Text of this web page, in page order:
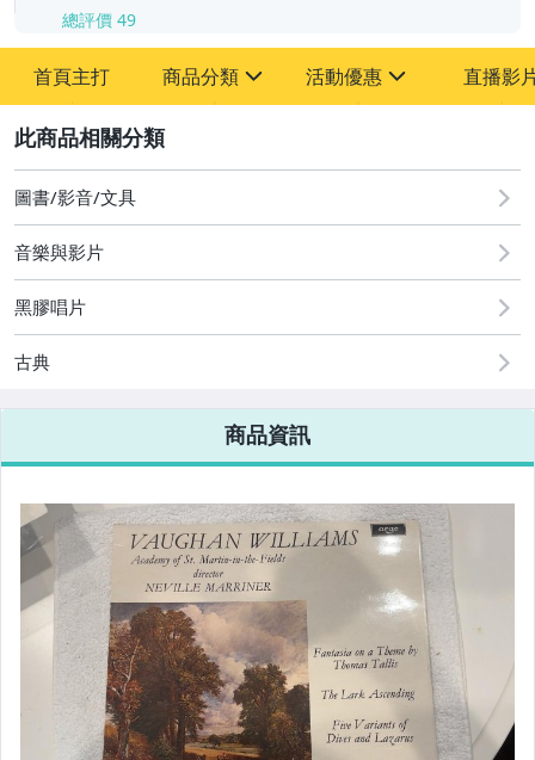
總評價 49
首頁主打 商品分類
其它
活動優惠
[全店] 粉絲專享
[全店] 週年慶
直播影
圖書/影音/文具
音樂與影片
黑膠唱片
古典
商品資訊